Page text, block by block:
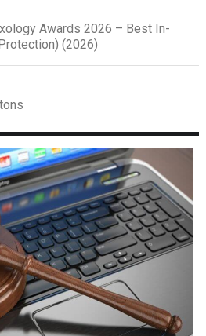
Awards 2026 – Best In-
(2026)